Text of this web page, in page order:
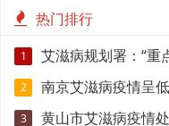
热门排行
1 艾滋病规划署：“重
2 南京艾滋病疫情呈
3 黄山市艾滋病疫情